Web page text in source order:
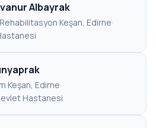
Albayrak
·Keşan, Edirne·
·Keşan, Edirne·
Hastanesi